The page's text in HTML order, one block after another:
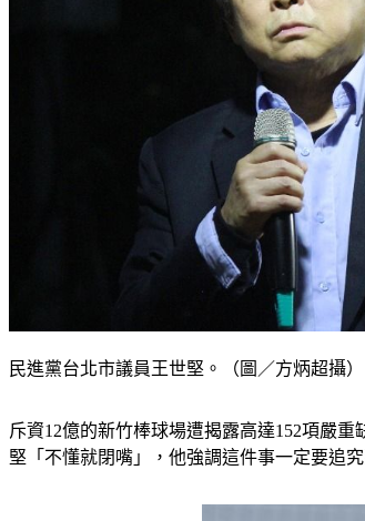
民進黨台北市議員王世堅。（圖／方炳超攝）
斥資12億的新竹棒球場遭揭露高達152項嚴
堅「不懂就閉嘴」，他強調這件事一定要追